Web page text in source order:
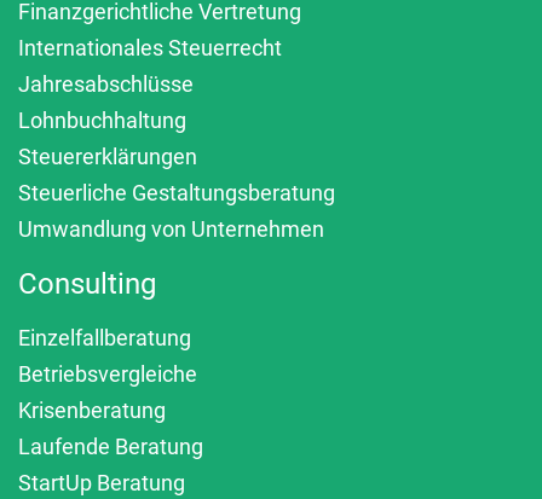
Finanzgerichtliche Vertretung
Internationales Steuerrecht
Jahresabschlüsse
Lohnbuchhaltung
Steuererklärungen
Steuerliche Gestaltungsberatung
Umwandlung von Unternehmen
Consulting
Einzelfallberatung
Betriebsvergleiche
Krisenberatung
Laufende Beratung
StartUp Beratung